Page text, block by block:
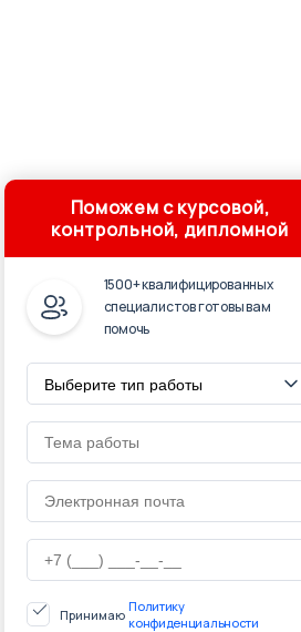
Поможем с курсовой,
контрольной, дипломной
1500+ квалифицированных
специалистов готовы вам
помочь
Принимаю Политику
конфиденциальности